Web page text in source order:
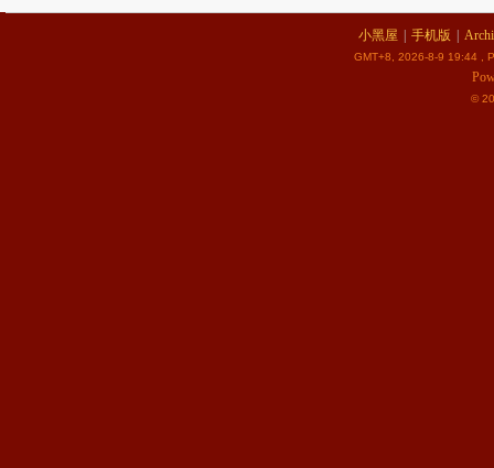
小黑屋 手机版
GMT+8, 2026-8-9 19:44 ,
©